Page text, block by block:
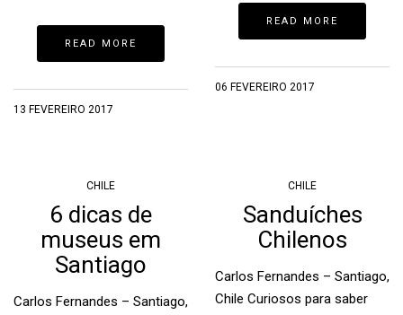
READ MORE
13 FEVEREIRO 2017
READ MORE
06 FEVEREIRO 2017
CHILE
6 dicas de
museus em
Santiago
Carlos Fernandes – Santiago,
CHILE
Sanduíches
Chilenos
Carlos Fernandes – Santiago,
Chile Curiosos para saber